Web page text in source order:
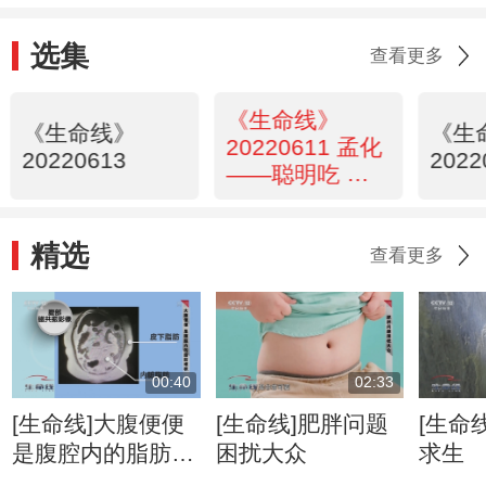
选集 查看更多
《生命线》
20220613
《生命线》
20220611 孟化
——聪明吃 健
《
精选 查看更多
00:40
[生命线]大腹便便
是腹腔内的脂肪堆
02:33
[生命线]肥胖问题
困扰大众
[生命
求生